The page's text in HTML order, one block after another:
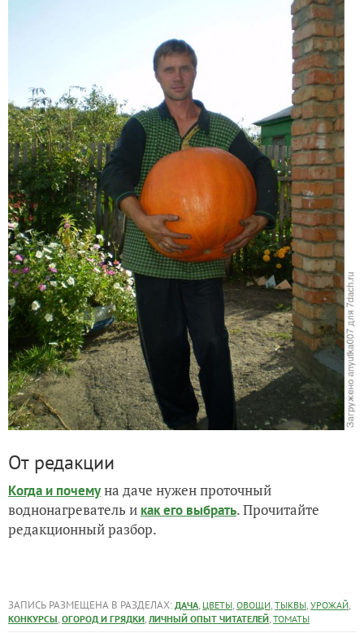
От редакции
Когда и почемуна даче нужен проточный
воднонагреватель и как его выбрать. Прочитайте
редакционный разбор.
ЗАПИСЬ РАЗМЕЩЕНА В РАЗДЕЛАХ: ДАЧА, ЦВЕТЫ, ОВОЩИ, ТЫКВЫ, УРОЖАЙ,
КОНКУРСЫ, ОГОРОД И ГРЯДКИ, ЛИЧНЫЙ ОПЫТ ЧИТАТЕЛЕЙ, ТОМАТЫ